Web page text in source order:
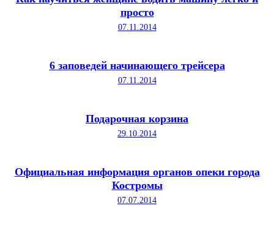
просто
07.11.2014
6 заповедей начинающего трейсера
07.11.2014
Подарочная корзина
29.10.2014
Официальная информация органов опеки города
Костромы
07.07.2014